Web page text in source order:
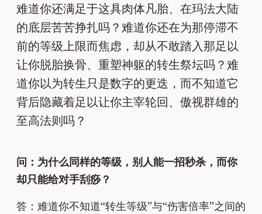
难道你还满足于这具肉体凡胎、在玛法大陆
的底层苦苦挣扎吗？难道你还在为那停滞不
前的等级上限而焦虑，却从不敢踏入那足以
让你脱胎换骨、重塑神躯的转生祭坛吗？难
道你以为转生只是数字的更迭，而不知道它
背后隐藏着足以让你主宰轮回、傲视群雄的
至高法则吗？
问：为什么同样的等级，别人能一招秒杀，而你
却只能给对手刮痧？
答：难道你不知道“转生等级”与“伤害倍率”之间的